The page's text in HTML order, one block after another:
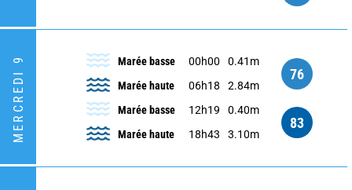
MERCREDI 9 Marée basse 00h00
0.41m
Marée haute
06h18 2.84m
76
Marée basse 12h19
0.40m
Marée haute
18h43 3.10m
83